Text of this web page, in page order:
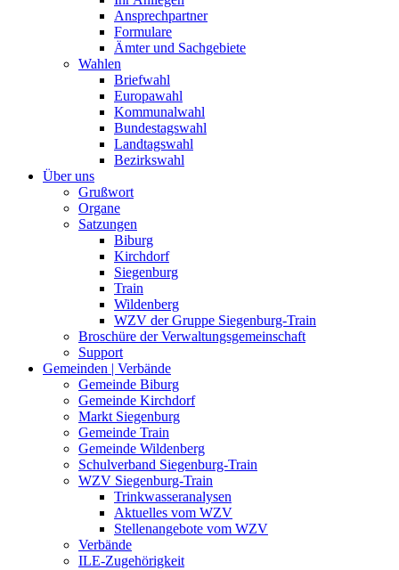
Ansprechpartner
Formulare
Ämter und Sachgebiete
Wahlen
Briefwahl
Europawahl
Kommunalwahl
Bundestagswahl
Landtagswahl
Bezirkswahl
Über uns
Grußwort
Organe
Satzungen
Biburg
Kirchdorf
Siegenburg
Train
Wildenberg
WZV der Gruppe Siegenburg-Train
Broschüre der Verwaltungsgemeinschaft
Support
Gemeinden | Verbände
Gemeinde Biburg
Gemeinde Kirchdorf
Markt Siegenburg
Gemeinde Train
Gemeinde Wildenberg
Schulverband Siegenburg-Train
WZV Siegenburg-Train
Trinkwasseranalysen
Aktuelles vom WZV
Stellenangebote vom WZV
Verbände
ILE-Zugehörigkeit